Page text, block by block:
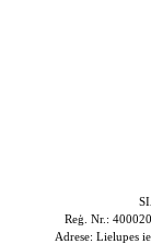
Reģ. Nr.:
Adrese: Lielupes